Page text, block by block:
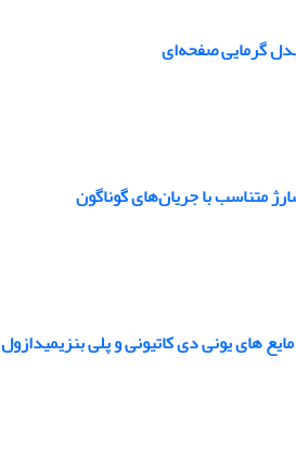
گرمایی صفحه‌ای
متناسب با جریان‌های گوناگون
های یونی دی کاتیونی و پلی بنزیمیدازول